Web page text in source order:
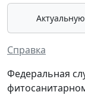
Справка
Федеральная